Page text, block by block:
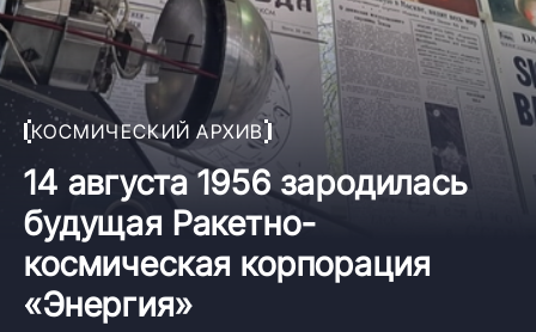
КОСМИЧЕСКИЙ АРХИВ
14 августа 1956 зародилась
будущая Ракетно-
космическая корпорация
«Энергия»